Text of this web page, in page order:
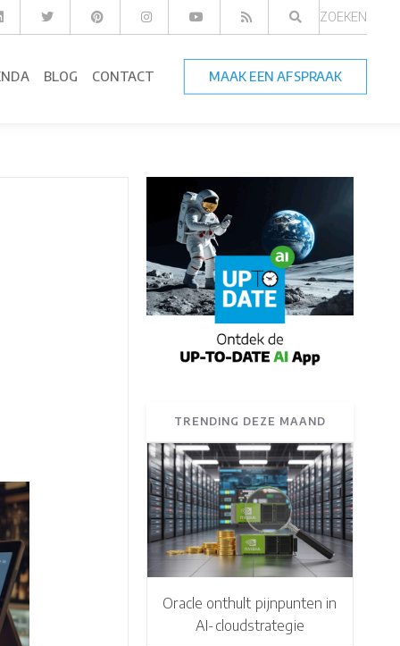
ZOEKEN
BLOG CONTACT MAAK EEN AFSPRAAK
TRENDING DEZE MAAND
Oracle onthult pijnpunten in
AI-cloudstrategie